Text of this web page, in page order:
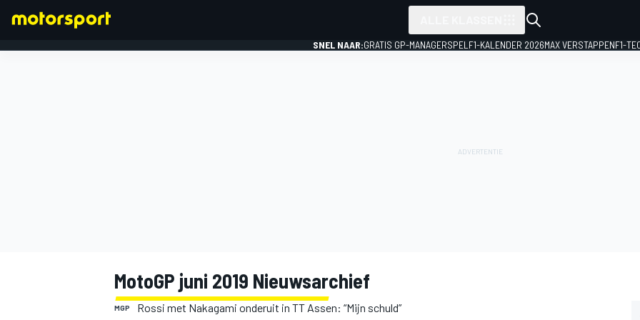
SNEL NAAR:GRATIS GP-MANAGERSPEL F1-KALENDER 2026MAX VERSTAPPENF1-
MotoGP juni 2019 Nieuwsarchief
MGP Rossi met Nakagami onderuit in TT Assen: “Mijn schuld”